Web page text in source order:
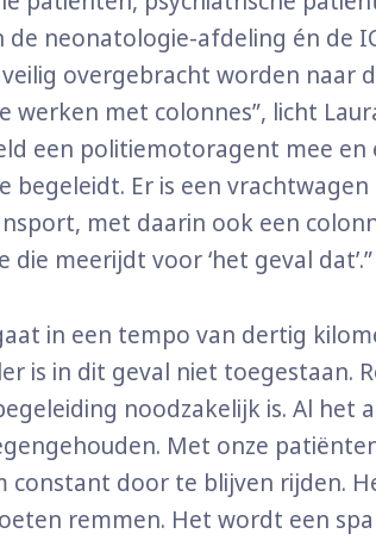
de neonatologie-afdeling én de
overgebracht worden naar
werken met colonnes”, licht
een politiemotoragent mee
begeleidt. Er is een
met daarin ook een
die meerijdt voor ‘het geval dat’.”
in een tempo van dertig
is in dit geval niet toegestaan.
noodzakelijk is. Al het
Met onze
constant door te blijven rijden.
remmen. Het wordt een